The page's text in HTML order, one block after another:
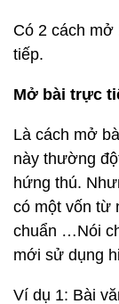
Có 2 cách
tiếp.
Mở bài trực
Là cách mở
này thường
hứng thú.
có một vốn từ
chuẩn …Nói
mới sử dụng
Ví dụ 1: Bài